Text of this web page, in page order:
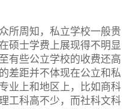
所周知，私立学校一般贵
硕士学费上展现得不明显
有些公立学校的收费还高
差距并不体现在公立和私
业上和地区上，比如商科
工科高不少，而社科文科